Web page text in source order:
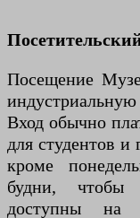
Посещение
индустриальную
Вход обычно
для студентов
кроме
будни, чтобы
доступны на